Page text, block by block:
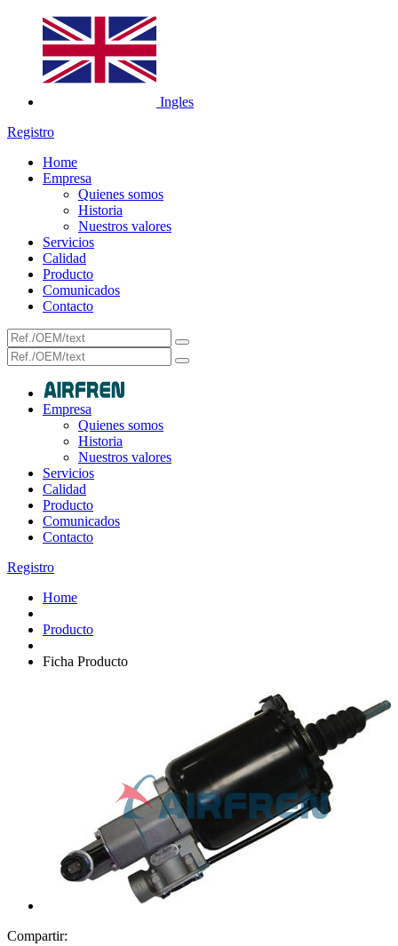
Ingles
Registro
Home
Empresa
Quienes somos
Historia
Nuestros valores
Servicios
Calidad
Producto
Comunicados
Contacto
Empresa
Quienes somos
Historia
Nuestros valores
Servicios
Calidad
Producto
Comunicados
Contacto
Registro
Home
Producto
Ficha Producto
Compartir: